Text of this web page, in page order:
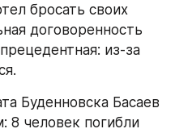
бросать своих
договоренность
из-за
Буденновска Басаев
8 человек погибли